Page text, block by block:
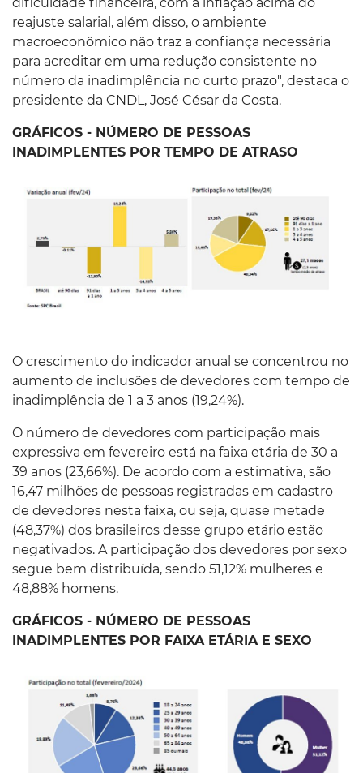
reajuste salarial, além disso, o ambiente
macroeconômico não traz a confiança necessária
para acreditar em uma redução consistente no
número da inadimplência no curto prazo", destaca o
presidente da CNDL, José César da Costa.
GRÁFICOS - NÚMERO DE PESSOAS
INADIMPLENTES POR TEMPO DE ATRASO
O crescimento do indicador anual se concentrou no
aumento de inclusões de devedores com tempo de
inadimplência de 1 a 3 anos (19,24%).
O número de devedores com participação mais
expressiva em fevereiro está na faixa etária de 30 a
39 anos (23,66%). De acordo com a estimativa, são
16,47 milhões de pessoas registradas em cadastro
de devedores nesta faixa, ou seja, quase metade
(48,37%) dos brasileiros desse grupo etário estão
negativados. A participação dos devedores por sexo
segue bem distribuída, sendo 51,12% mulheres e
48,88% homens.
GRÁFICOS - NÚMERO DE PESSOAS
INADIMPLENTES POR FAIXA ETÁRIA E SEXO